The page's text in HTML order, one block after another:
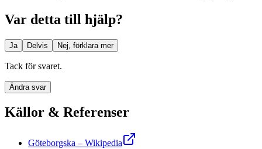
Var detta till hjälp?
Ja Delvis Nej, förklara mer
Tack för svaret.
Ändra svar
Källor & Referenser
Göteborgska – Wikipedia